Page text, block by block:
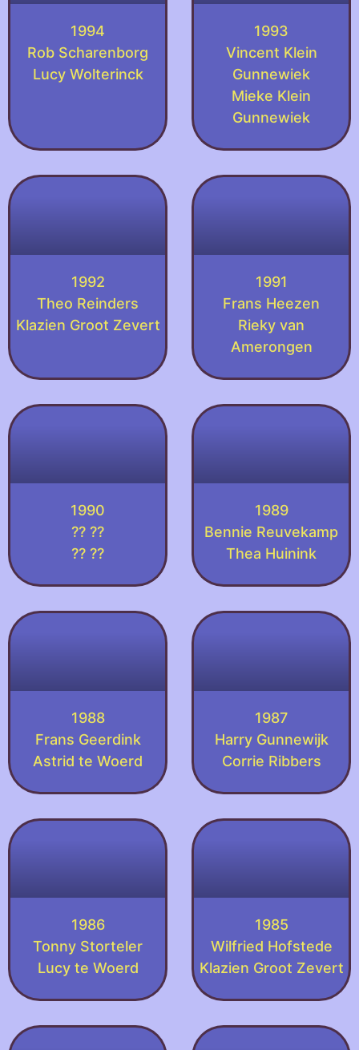
1994
Rob Scharenborg
Lucy Wolterinck
1993
Vincent Klein
Gunnewiek
Mieke Klein
Gunnewiek
1992
Theo Reinders
Klazien Groot Zevert
1991
Frans Heezen
Rieky van
Amerongen
1990
?? ??
?? ??
1989
Bennie Reuvekamp
Thea Huinink
1988
Frans Geerdink
Astrid te Woerd
1987
Harry Gunnewijk
Corrie Ribbers
1986
Tonny Storteler
Lucy te Woerd
1985
Wilfried Hofstede
Klazien Groot Zevert